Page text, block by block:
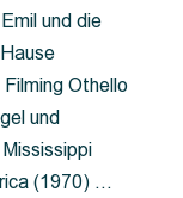
und die
Othello
und
(1970) …